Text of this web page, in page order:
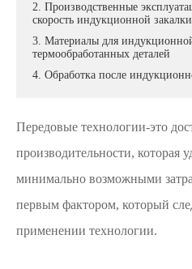
2. Производственные
скорость индукционной закалки
3. Материалы для
термообработанных деталей
4. Обработка после
Передовые технологии-это
производительности, которая
минимально возможными
первым фактором, который
применении технологии.